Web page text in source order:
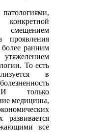
смещением
проявления
ранним
То есть
в
И только
медицины,
развивается
все